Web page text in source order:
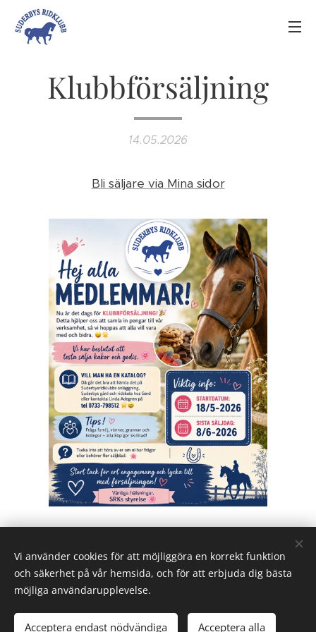
Klubbförsäljning
14.05.2026
Bli säljare via Mina sidor
© 2024. Suderbys Ridklubb
Vi använder cookies för att möjliggöra en korrekt funktion
och säkerhet på vår hemsida, och för att erbjuda dig bästa
möjliga användarupplevelse.
Acceptera endast nödvändiga Acceptera alla